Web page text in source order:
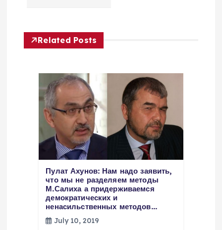
g
Related Posts
Пулат Ахунов: Нам надо заявить,
что мы не разделяем методы
М.Салиха а придерживаемся
демократических и
ненасильственных методов…
July 10, 2019